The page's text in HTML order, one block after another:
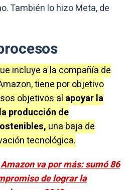
También lo hizo Meta, de
incluye a la compañía de
tiene por objetivo
objetivos al apoyar la
producción de
una baja de
tecnológica.
Amazon va por más: sumó 86
de lograr la